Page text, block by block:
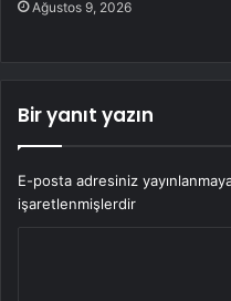
Ağustos 9, 2026
Bir yanıt yazın
E-posta adresiniz
işaretlenmişlerdir